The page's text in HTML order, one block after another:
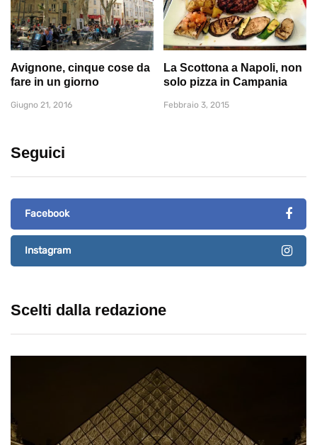
Avignone, cinque cose da
fare in un giorno
Giugno 21, 2016
La Scottona a Napoli, non
solo pizza in Campania
Febbraio 3, 2015
Seguici
Facebook
Instagram
Scelti dalla redazione